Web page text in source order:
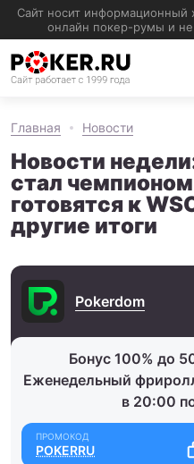
Главная Новости
Новости
стал
готовятся к
другие итоги
Pokerdom
Бонус 100% до
Еженедельный
в 20:00
POKERRU